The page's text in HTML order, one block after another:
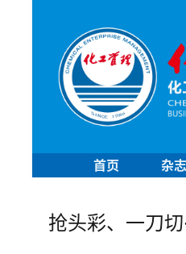
首页 杂
抢头彩、一刀切